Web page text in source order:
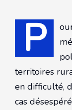
P
territoires
en difficulté,
cas